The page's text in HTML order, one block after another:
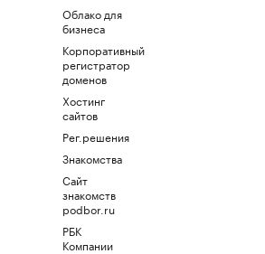
Облако для
бизнеса
Корпоративный
регистратор
доменов
Хостинг
сайтов
Рег.решения
Знакомства
Сайт
знакомств
podbor.ru
РБК
Компании